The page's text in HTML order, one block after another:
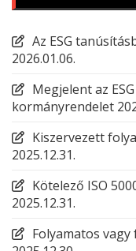
Az ESG
2026.01.06.
Megjelent az
kormányrendelet
Kiszervezett
2025.12.31.
Kötelező ISO
2025.12.31.
Folyamatos